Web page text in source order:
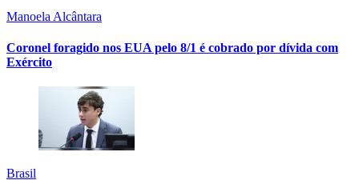
Manoela Alcântara
Coronel foragido nos EUA pelo 8/1 é cobrado por dívida com
Exército
Brasil